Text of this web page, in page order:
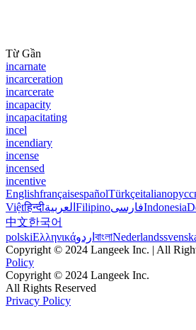
Từ Gần
incarnate
incarceration
incarcerate
incapacity
incapacitating
incel
incendiary
incense
incensed
incentive
EnglishfrançaisespañolTürkçeitaliano
Việtहिन्दीالعربية FilipinoفارسیIndonesia
中文한국어
polskiΕλληνικάاردو বাংলাNederlands
Copyright © 2024 Langeek Inc. | All
Policy
Copyright © 2024 Langeek Inc.
All Rights Reserved
Privacy Policy